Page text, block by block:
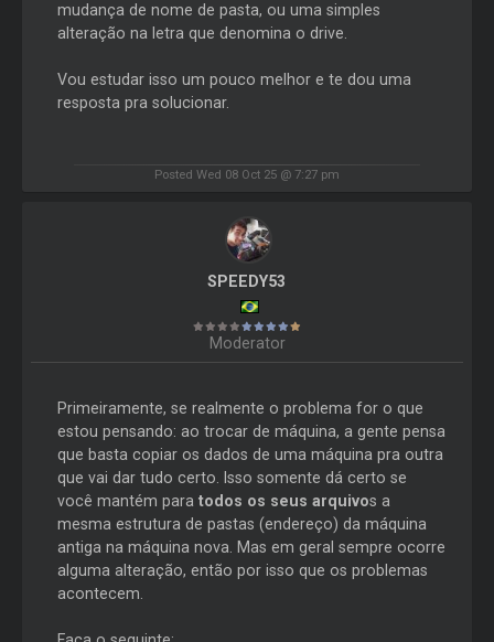
mudança de nome de pasta, ou uma simples
alteração na letra que denomina o drive.
Vou estudar isso um pouco melhor e te dou uma
resposta pra solucionar.
Posted Wed 08 Oct 25 @ 7:27 pm
SPEEDY53
Moderator
Primeiramente, se realmente o problema for o que
estou pensando: ao trocar de máquina, a gente pensa
que basta copiar os dados de uma máquina pra outra
que vai dar tudo certo. Isso somente dá certo se
você mantém para todos os seus arquivos a
mesma estrutura de pastas (endereço) da máquina
antiga na máquina nova. Mas em geral sempre ocorre
alguma alteração, então por isso que os problemas
acontecem.